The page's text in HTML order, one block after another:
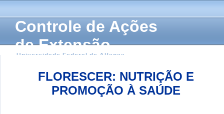
Controle de Ações
de Extensão
Universidade Federal de Alfenas
FLORESCER: NUTRIÇÃO E
PROMOÇÃO À SAÚDE